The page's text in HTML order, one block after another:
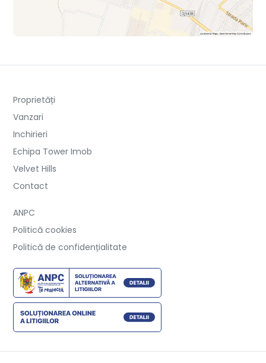
Proprietăți
Vanzari
Inchirieri
Echipa Tower Imob
Velvet Hills
Contact
ANPC
Politică cookies
Politică de confidențialitate